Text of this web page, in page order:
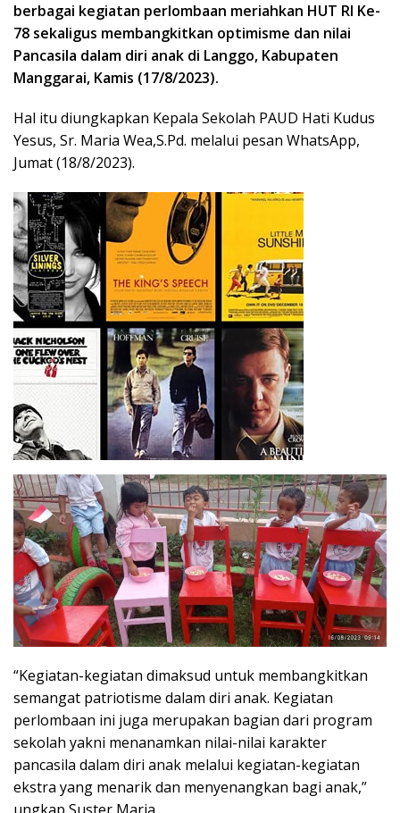
berbagai kegiatan perlombaan meriahkan HUT RI Ke-
78 sekaligus membangkitkan optimisme dan nilai
Pancasila dalam diri anak di Langgo, Kabupaten
Manggarai, Kamis (17/8/2023).
Hal itu diungkapkan Kepala Sekolah PAUD Hati Kudus
Yesus, Sr. Maria Wea,S.Pd. melalui pesan WhatsApp,
Jumat (18/8/2023).
“Kegiatan-kegiatan dimaksud untuk membangkitkan
semangat patriotisme dalam diri anak. Kegiatan
perlombaan ini juga merupakan bagian dari program
sekolah yakni menanamkan nilai-nilai karakter
pancasila dalam diri anak melalui kegiatan-kegiatan
ekstra yang menarik dan menyenangkan bagi anak,”